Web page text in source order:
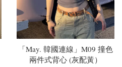
「May. 韓國連線」M09 撞色
兩件式背心 (灰配黃）